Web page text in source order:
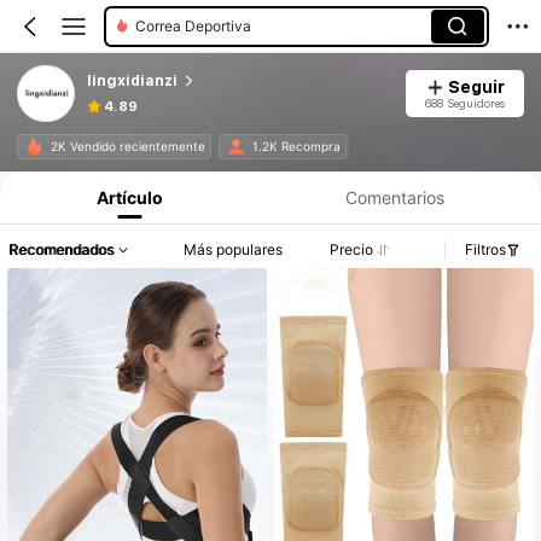
Correa Deportiva
lingxidianzi
4.89
Seguir
688 Seguidores
2K Vendido recientemente 1.2K Recompra
Artículo Comentarios
Recomendados Más populares Precio Filtros